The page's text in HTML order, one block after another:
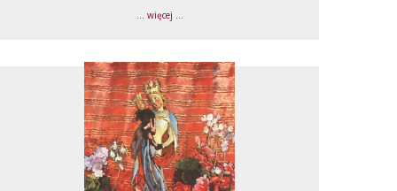
... więcej ...